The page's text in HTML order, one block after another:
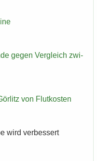
gegen Ver­gleich zwi­
von Flut­kos­ten
wird ver­bes­sert